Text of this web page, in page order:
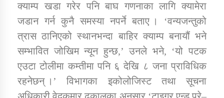
क्याम्प खडा गरेर पनि बाघ गणनाका लागि क्यामेरा
जडान गर्न कुनै समस्या नपर्ने बताए । ‘वन्यजन्तुको
त्रास ठानिएको स्थानभन्दा बाहिर क्याम्प बनायौं भने
सम्भावित जोखिम न्यून हुन्छ,’ उनले भने, ‘यो पटक
एउटा टोलीमा कम्तीमा पनि ६ देखि ८ जना प्राविधिक
रहनेछन् ।’ विभागका इकोलोजिस्ट तथा सूचना